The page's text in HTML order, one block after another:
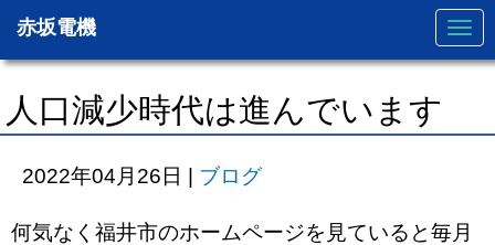
N
a
v
t
赤坂電機
人口減少時代は進んでいます
2022年04月26日 | ブログ
何気なく福井市のホームページを見ていると毎月